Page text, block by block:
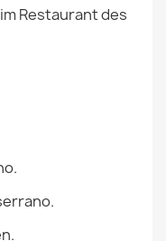
Restaurant des